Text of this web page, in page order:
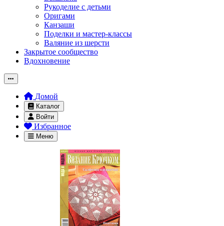
Рукоделие с детьми
Оригами
Канзаши
Поделки и мастер-классы
Валяние из шерсти
Закрытое сообщество
Вдохновение
Домой
Каталог
Войти
Избранное
Меню